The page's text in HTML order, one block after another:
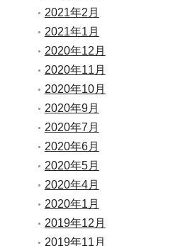
2021年2月
2021年1月
2020年12月
2020年11月
2020年10月
2020年9月
2020年7月
2020年6月
2020年5月
2020年4月
2020年1月
2019年12月
2019年11月